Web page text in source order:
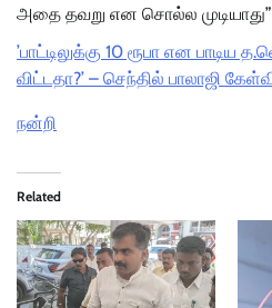
அதை தவறு என சொல்ல
’பாட்டிலுக்கு 10 ரூபா என பாடிய
விட்டதா?’ – செந்தில் பாலாஜி
நன்றி
Related